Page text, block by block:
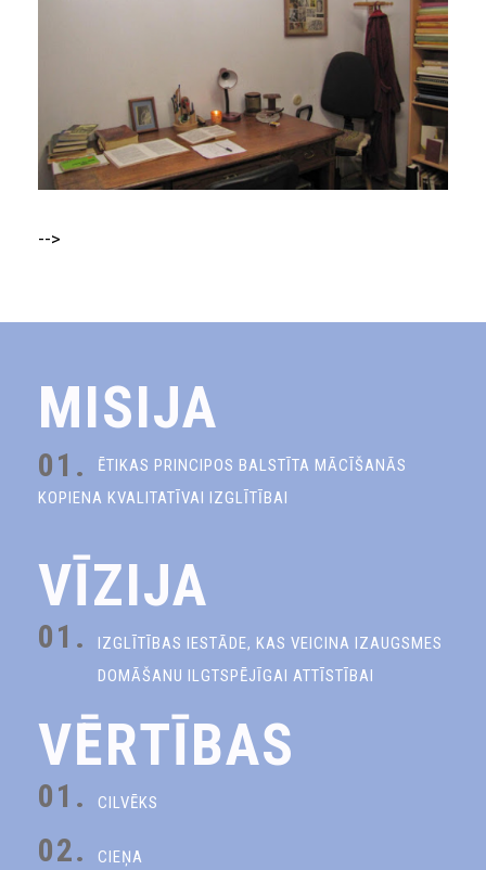
-->
MISIJA
01.
ĒTIKAS PRINCIPOS BALSTĪTA MĀCĪŠANĀS
KOPIENA KVALITATĪVAI IZGLĪTĪBAI
VĪZIJA
01.
IZGLĪTĪBAS IESTĀDE, KAS VEICINA IZAUGSMES
DOMĀŠANU ILGTSPĒJĪGAI ATTĪSTĪBAI
VĒRTĪBAS
01. CILVĒKS
02. CIEŅA